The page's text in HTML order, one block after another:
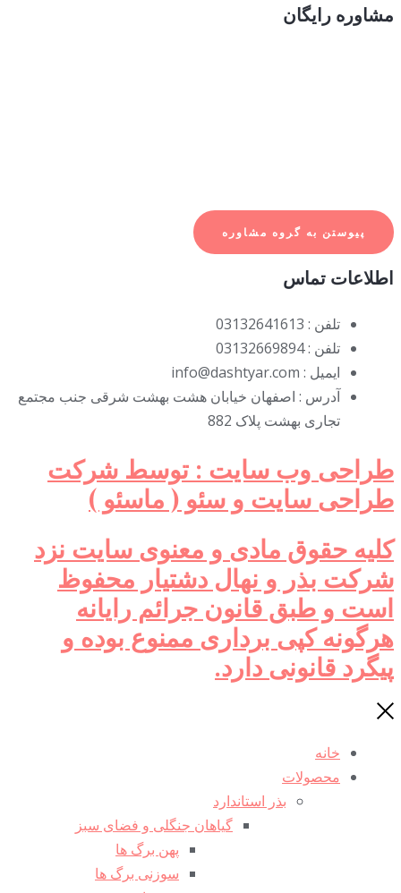
مشاوره رایگان
پیوستن به گروه مشاوره
اطلاعات تماس
تلفن : 03132641613
تلفن : 03132669894
ایمیل : info@dashtyar.com
آدرس : اصفهان خیابان هشت بهشت شرقی جنب مجتمع
تجاری بهشت پلاک 882
طراحی وب سایت : توسط شرکت
طراحی سایت و سئو ( ماسئو )
کلیه حقوق مادی و معنوی سایت نزد
شرکت بذر و نهال دشتیار محفوظ
است و طبق قانون جرائم رایانه
هرگونه کپی برداری ممنوع بوده و
پیگرد قانونی دارد.
خانه
محصولات
بذر استاندارد
گیاهان جنگلی و فضای سبز
پهن برگ ها
سوزنی برگ ها